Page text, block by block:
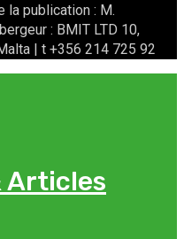
la publication : M.
: BMIT LTD 10,
| t +356 214 725 92
Articles